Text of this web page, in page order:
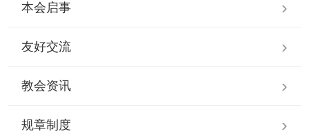
本会启事
友好交流
教会资讯
规章制度